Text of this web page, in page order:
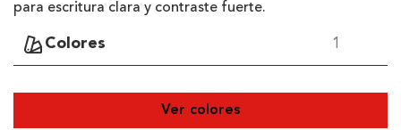
para escritura clara y contraste fuerte.
Colores 1
Ver colores